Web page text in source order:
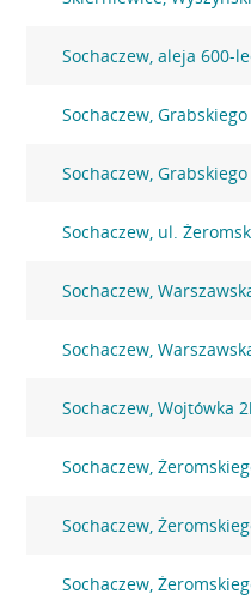
Sochaczew, aleja 600-
Sochaczew, Grabskiego
Sochaczew, Grabskiego
Sochaczew, ul.
Sochaczew,
Sochaczew,
Sochaczew, Wojtówka
Sochaczew,
Sochaczew,
Sochaczew,